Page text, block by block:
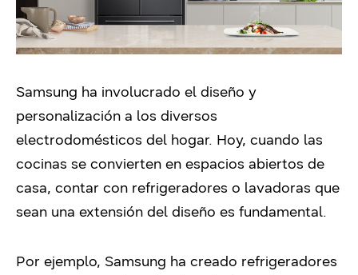
Samsung ha involucrado el diseño y
personalización a los diversos
electrodomésticos del hogar. Hoy, cuando las
cocinas se convierten en espacios abiertos de
casa, contar con refrigeradores o lavadoras que
sean una extensión del diseño es fundamental.
Por ejemplo, Samsung ha creado refrigeradores